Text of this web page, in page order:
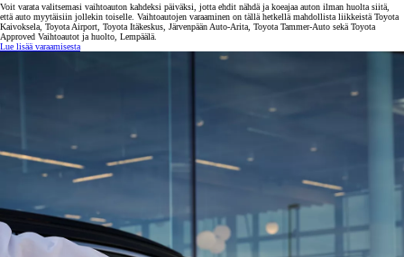
Voit varata valitsemasi vaihtoauton kahdeksi päiväksi, jotta ehdit nähdä ja koeajaa auton ilman huolta siitä,
että auto myytäisiin jollekin toiselle. Vaihtoautojen varaaminen on tällä hetkellä mahdollista liikkeistä Toyota
Kaivoksela, Toyota Airport, Toyota Itäkeskus, Järvenpään Auto-Arita, Toyota Tammer-Auto sekä Toyota
Approved Vaihtoautot ja huolto, Lempäälä.
Lue lisää varaamisesta